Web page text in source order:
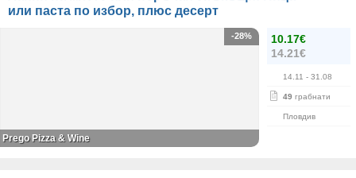
или паста по избор, плюс десерт
10.17€
14.21€
14.11 - 31.08
49 грабнати
Пловдив
-28%
Prego Pizza & Wine